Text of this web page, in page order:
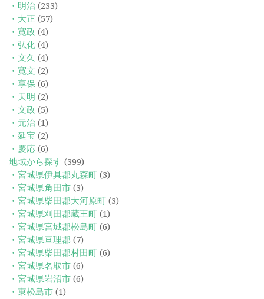
・明治 (233)
・大正 (57)
・寛政 (4)
・弘化 (4)
・文久 (4)
・寛文 (2)
・享保 (6)
・天明 (2)
・文政 (5)
・元治 (1)
・延宝 (2)
・慶応 (6)
地域から探す (399)
・宮城県伊具郡丸森町 (3)
・宮城県角田市 (3)
・宮城県柴田郡大河原町 (3)
・宮城県刈田郡蔵王町 (1)
・宮城県宮城郡松島町 (6)
・宮城県亘理郡 (7)
・宮城県柴田郡村田町 (6)
・宮城県名取市 (6)
・宮城県岩沼市 (6)
・東松島市 (1)